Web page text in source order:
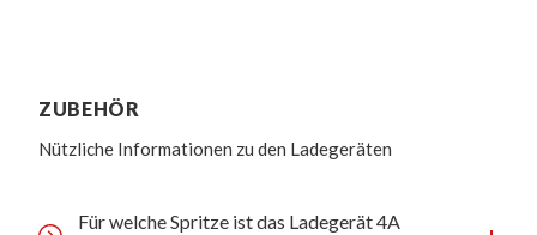
ZUBEHÖR
Nützliche Informationen zu den Ladegeräten
Für welche Spritze ist das Ladegerät 4A